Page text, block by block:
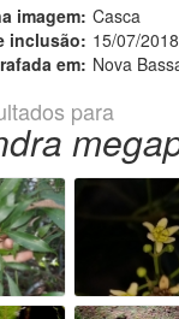
imagem: Casca
inclusão: 15/07/
em: Nova
para